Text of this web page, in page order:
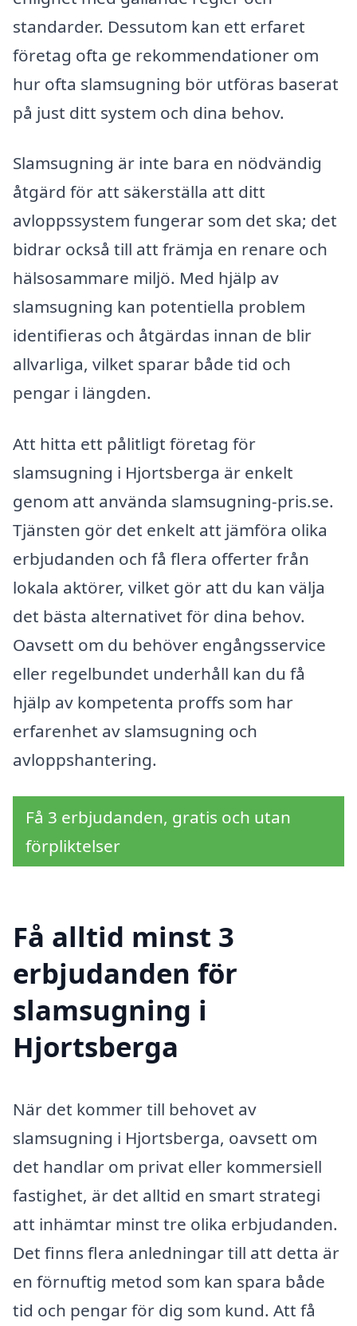
standarder. Dessutom kan ett erfaret
företag ofta ge rekommendationer om
hur ofta slamsugning bör utföras baserat
på just ditt system och dina behov.
Slamsugning är inte bara en nödvändig
åtgärd för att säkerställa att ditt
avloppssystem fungerar som det ska; det
bidrar också till att främja en renare och
hälsosammare miljö. Med hjälp av
slamsugning kan potentiella problem
identifieras och åtgärdas innan de blir
allvarliga, vilket sparar både tid och
pengar i längden.
Att hitta ett pålitligt företag för
slamsugning i Hjortsberga är enkelt
genom att använda slamsugning-pris.se.
Tjänsten gör det enkelt att jämföra olika
erbjudanden och få flera offerter från
lokala aktörer, vilket gör att du kan välja
det bästa alternativet för dina behov.
Oavsett om du behöver engångsservice
eller regelbundet underhåll kan du få
hjälp av kompetenta proffs som har
erfarenhet av slamsugning och
avloppshantering.
Få 3 erbjudanden, gratis och utan
förpliktelser
Få alltid minst 3
erbjudanden för
slamsugning i
Hjortsberga
När det kommer till behovet av
slamsugning i Hjortsberga, oavsett om
det handlar om privat eller kommersiell
fastighet, är det alltid en smart strategi
att inhämtar minst tre olika erbjudanden.
Det finns flera anledningar till att detta är
en förnuftig metod som kan spara både
tid och pengar för dig som kund. Att få